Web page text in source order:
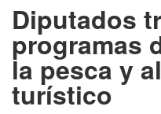
Diputados
programas
la pesca y
turístico